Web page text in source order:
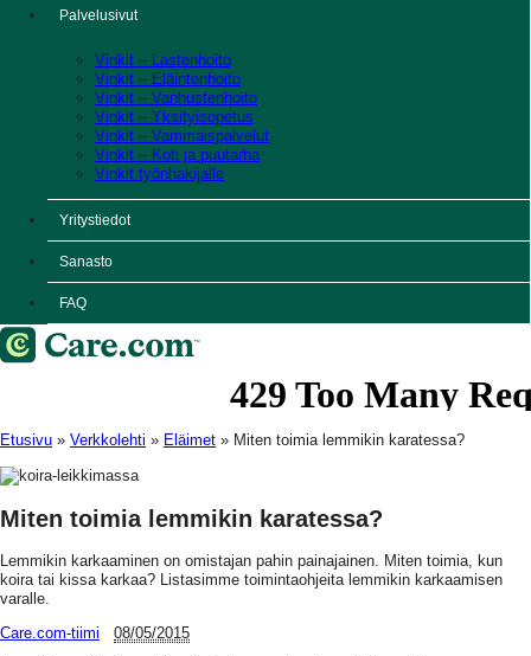
Palvelusivut
Vinkit – Lastenhoito
Vinkit – Eläintenhoito
Vinkit – Vanhustenhoito
Vinkit – Yksityisopetus
Vinkit – Vammaispalvelut
Vinkit – Koti ja puutarha
Vinkit työnhakijalle
Yritystiedot
Sanasto
FAQ
Etusivu » Verkkolehti » Eläimet » Miten toimia lemmikin karatessa?
Miten toimia lemmikin karatessa?
Lemmikin karkaaminen on omistajan pahin painajainen. Miten toimia, kun
koira tai kissa karkaa? Listasimme toimintaohjeita lemmikin karkaamisen
varalle.
Care.com-tiimi
08/05/2015